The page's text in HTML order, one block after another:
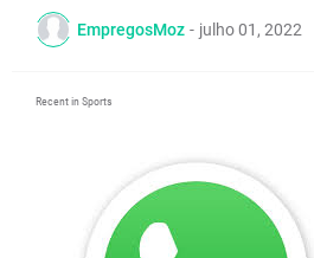
EmpregosMoz - julho 01, 2022
Recent in Sports